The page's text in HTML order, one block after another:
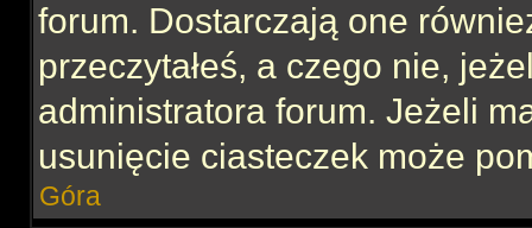
forum. Dostarczają one
przeczytałeś, a czego nie,
administratora forum. Jeżeli
usunięcie ciasteczek może
Góra